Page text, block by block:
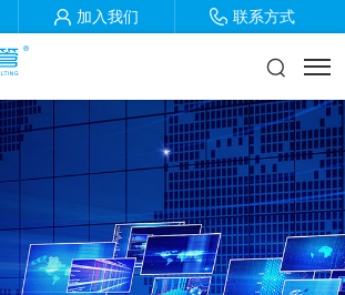
加入我们 联系方式